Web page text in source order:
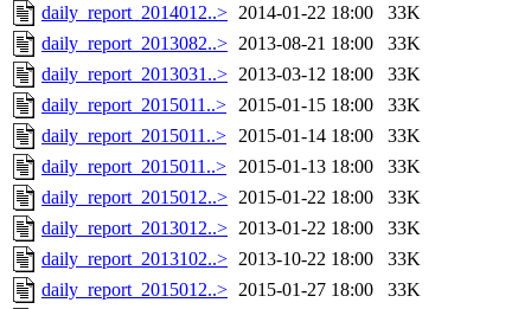
daily_report_2014012..> 2014-01-22 18:00
33K
daily_report_2013082..> 2013-08-21 18:00
33K
daily_report_2013031..> 2013-03-12 18:00
33K
daily_report_2015011..> 2015-01-15 18:00
33K
daily_report_2015011..> 2015-01-14 18:00
33K
daily_report_2015011..> 2015-01-13 18:00
33K
daily_report_2015012..> 2015-01-22 18:00
33K
daily_report_2013012..> 2013-01-22 18:00
33K
daily_report_2013102..> 2013-10-22 18:00
33K
daily_report_2015012..> 2015-01-27 18:00
33K